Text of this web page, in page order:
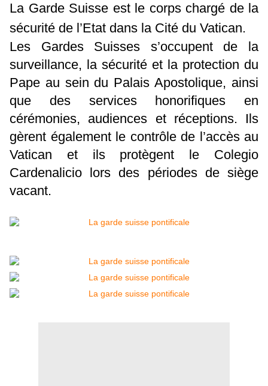
La Garde Suisse est le corps chargé de la
sécurité de l’Etat dans la Cité du Vatican.
Les Gardes Suisses s’occupent de la
surveillance, la sécurité et la protection du
Pape au sein du Palais Apostolique, ainsi
que des services honorifiques en
cérémonies, audiences et réceptions. Ils
gèrent également le contrôle de l’accès au
Vatican et ils protègent le Colegio
Cardenalicio lors des périodes de siège
vacant.